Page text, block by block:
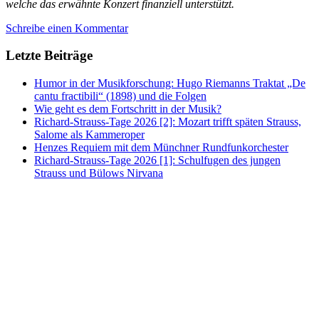
welche das erwähnte Konzert finanziell unterstützt.
Schreibe einen Kommentar
Letzte Beiträge
Humor in der Musikforschung: Hugo Riemanns Traktat „De
cantu fractibili“ (1898) und die Folgen
Wie geht es dem Fortschritt in der Musik?
Richard-Strauss-Tage 2026 [2]: Mozart trifft späten Strauss,
Salome als Kammeroper
Henzes Requiem mit dem Münchner Rundfunkorchester
Richard-Strauss-Tage 2026 [1]: Schulfugen des jungen
Strauss und Bülows Nirvana